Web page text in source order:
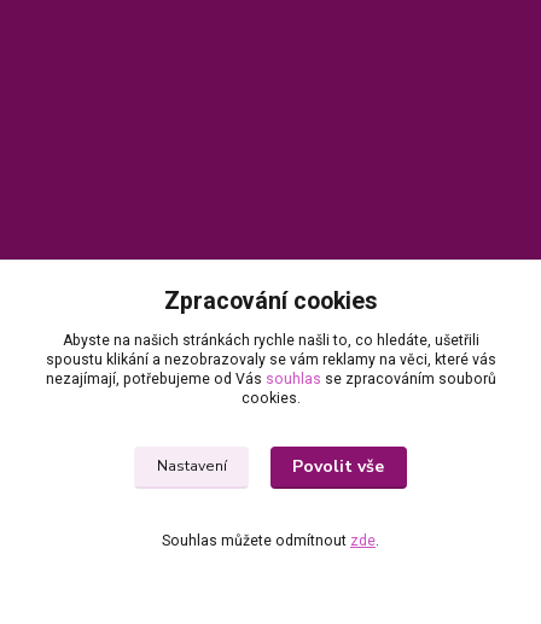
Kontakty
Zákaznický servis X-NAILS.cz
+420 735 055 075
(Po - Pá, 8 - 16 hod.)
Zpracování cookies
Abyste na našich stránkách rychle našli to, co hledáte, ušetřili
spoustu klikání a nezobrazovaly se vám reklamy na věci, které vás
nezajímají, potřebujeme od Vás souhlas se zpracováním souborů
cookies.
Nastavení Povolit vše
Souhlas můžete odmítnout zde.